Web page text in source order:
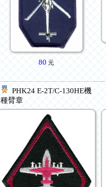
80 元
PHK24 E-2T/C-130HE機
種臂章